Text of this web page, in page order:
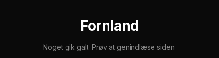
Fornland
Noget gik galt. Prøv at genindlæse siden.